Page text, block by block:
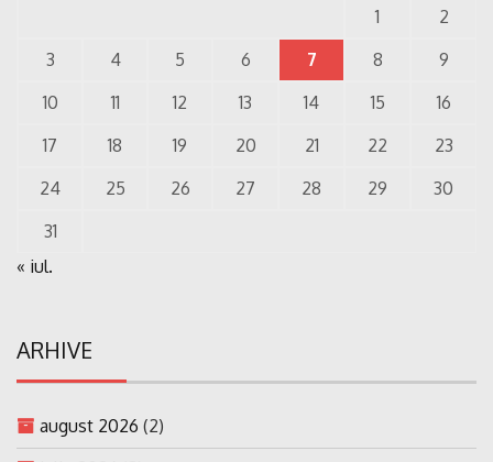
1
2
3
4 5 6 7 8
9
10
11 12 13 14 15
16
17
18 19 20 21 22
23
24
25 26 27 28 29
30
31
« iul.
ARHIVE
august 2026 (2)